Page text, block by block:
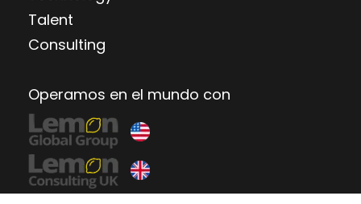
Talent
Consulting
Operamos en el mundo con